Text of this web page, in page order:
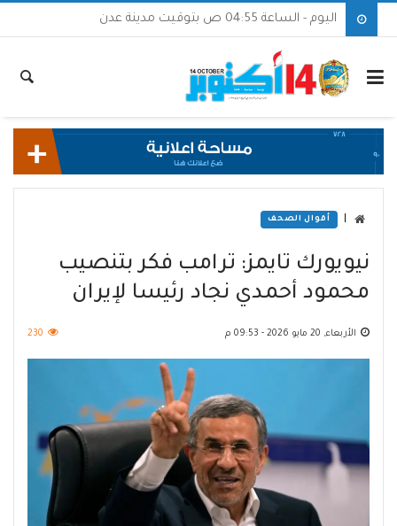
اليوم - الساعة 04:55 ص بتوقيت مدينة عدن
أقوال الصحف
نيويورك تايمز: ترامب فكر بتنصيب
محمود أحمدي نجاد رئيسا لإيران
الأربعاء, 20 مايو 2026 - 09:53 م 230